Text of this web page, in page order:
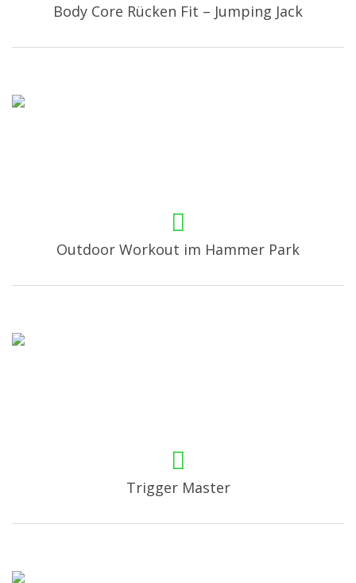
Body Core Rücken Fit – Jumping Jack
Outdoor Workout im Hammer Park
Trigger Master